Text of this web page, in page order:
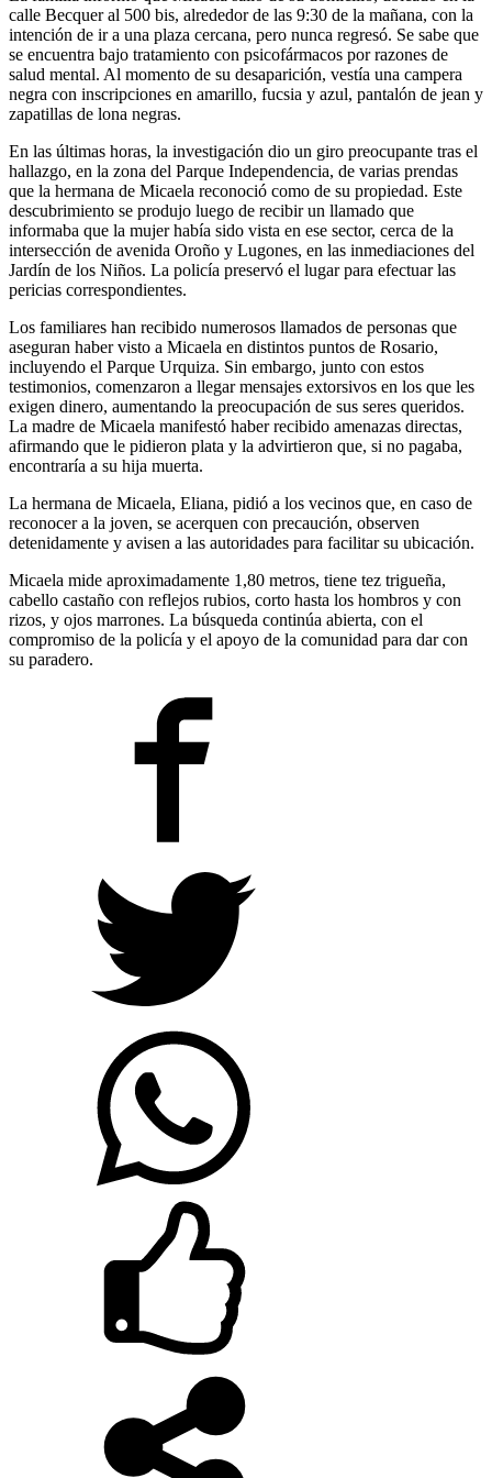
calle Becquer al 500 bis, alrededor de las 9:30 de la mañana, con la
intención de ir a una plaza cercana, pero nunca regresó. Se sabe que
se encuentra bajo tratamiento con psicofármacos por razones de
salud mental. Al momento de su desaparición, vestía una campera
negra con inscripciones en amarillo, fucsia y azul, pantalón de jean y
zapatillas de lona negras.
En las últimas horas, la investigación dio un giro preocupante tras el
hallazgo, en la zona del Parque Independencia, de varias prendas
que la hermana de Micaela reconoció como de su propiedad. Este
descubrimiento se produjo luego de recibir un llamado que
informaba que la mujer había sido vista en ese sector, cerca de la
intersección de avenida Oroño y Lugones, en las inmediaciones del
Jardín de los Niños. La policía preservó el lugar para efectuar las
pericias correspondientes.
Los familiares han recibido numerosos llamados de personas que
aseguran haber visto a Micaela en distintos puntos de Rosario,
incluyendo el Parque Urquiza. Sin embargo, junto con estos
testimonios, comenzaron a llegar mensajes extorsivos en los que les
exigen dinero, aumentando la preocupación de sus seres queridos.
La madre de Micaela manifestó haber recibido amenazas directas,
afirmando que le pidieron plata y la advirtieron que, si no pagaba,
encontraría a su hija muerta.
La hermana de Micaela, Eliana, pidió a los vecinos que, en caso de
reconocer a la joven, se acerquen con precaución, observen
detenidamente y avisen a las autoridades para facilitar su ubicación.
Micaela mide aproximadamente 1,80 metros, tiene tez trigueña,
cabello castaño con reflejos rubios, corto hasta los hombros y con
rizos, y ojos marrones. La búsqueda continúa abierta, con el
compromiso de la policía y el apoyo de la comunidad para dar con
su paradero.